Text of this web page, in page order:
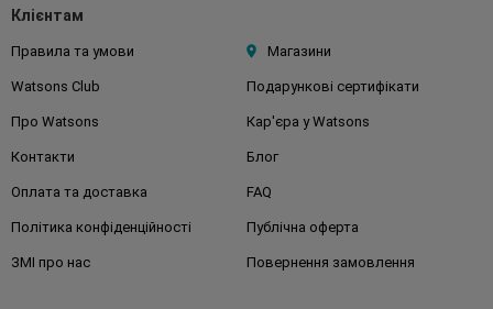
Клієнтам
Правила та умови Магазини
Watsons Club Подарункові сертифікати
Про Watsons Кар'єра у Watsons
Контакти Блог
Оплата та доставка FAQ
Політика конфіденційності Публічна оферта
ЗМІ про нас Повернення замовлення